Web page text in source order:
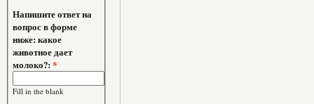
Напишите ответ на
вопрос в форме
ниже: какое
животное дает
молоко?:*
Fill in the blank